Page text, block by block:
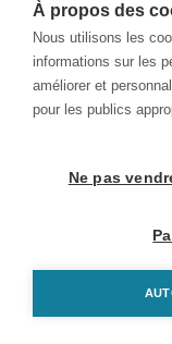
À propos des
Nous utilisons les
informations sur les
améliorer et
pour les publics
Ne pas